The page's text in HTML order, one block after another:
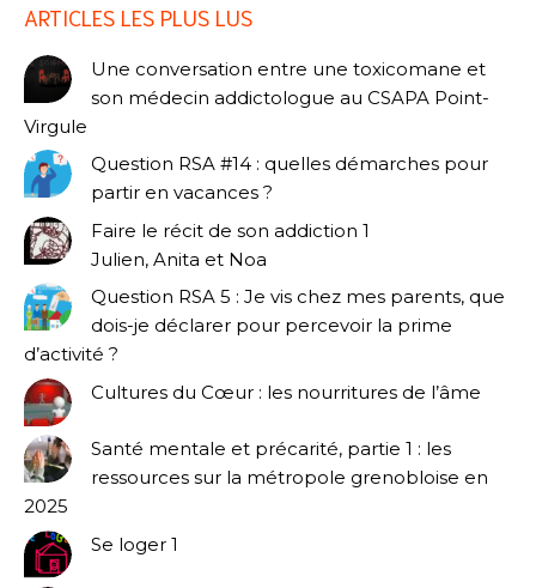
ARTICLES LES PLUS LUS
Une conversation entre une toxicomane et
son médecin addictologue au CSAPA Point-
Virgule
Question RSA #14 : quelles démarches pour
partir en vacances ?
Faire le récit de son addiction 1
Julien, Anita et Noa
Question RSA 5 : Je vis chez mes parents, que
dois-je déclarer pour percevoir la prime
d’activité ?
Cultures du Cœur : les nourritures de l’âme
Santé mentale et précarité, partie 1 : les
ressources sur la métropole grenobloise en
2025
Se loger 1